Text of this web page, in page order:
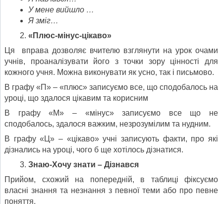
У мене вийшло …
Я зміг…
«Плюс-мінус-цікаво»
Ця вправа дозволяє вчителю взглянути на урок очами
учнів, проаналізувати його з точки зору цінності для
кожного учня. Можна виконувати як усно, так і письмово.
В графу «П» – «плюс» записуємо все, що сподобалось на
уроці, що здалося цікавим та корисним
В графу «М» – «мінус» записуємо все що не
сподобалось, здалося важким, незрозумілим та нудним.
В графу «Ц» – «цікаво» учні записують факти, про які
дізнались на уроці, чого б ще хотілось дізнатися.
Знаю-Хочу знати – Дізнався
Прийом, схожий на попередній, в таблиці фіксуємо
власні знання та незнання з певної теми або про певне
поняття.